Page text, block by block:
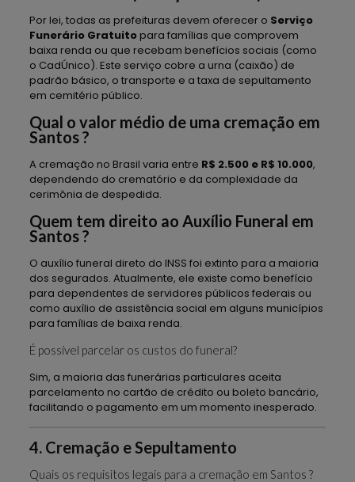
Por lei, todas as prefeituras devem oferecer o Serviço
Funerário Gratuitopara famílias que comprovem
baixa renda ou que recebam benefícios sociais (como
o CadÚnico). Este serviço cobre a urna (caixão) de
padrão básico, o transporte e a taxa de sepultamento
em cemitério público.
Qual o valor médio de uma cremação em
Santos ?
A cremação no Brasil varia entre R$ 2.500 e R$ 10.000,
dependendo do crematório e da complexidade da
cerimônia de despedida.
Quem tem direito ao Auxílio Funeral em
Santos ?
O auxílio funeral direto do INSS foi extinto para a maioria
dos segurados. Atualmente, ele existe como benefício
para dependentes de servidores públicos federais ou
como auxílio de assistência social em alguns municípios
para famílias de baixa renda.
É possível parcelar os custos do funeral?
Sim, a maioria das funerárias particulares aceita
parcelamento no cartão de crédito ou boleto bancário,
facilitando o pagamento em um momento inesperado.
4. Cremação e Sepultamento
Quais os requisitos legais para a cremação em Santos ?